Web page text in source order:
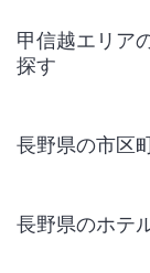
甲信越エリア
探す
長野県の市区
長野県のホテ